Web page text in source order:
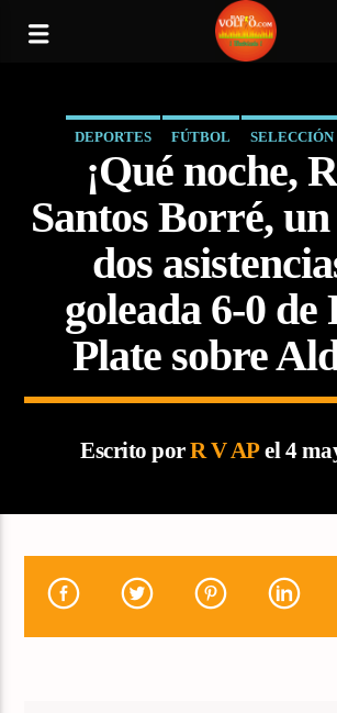
DEPORTES FÚTBOL
¡Qué noche,
Santos Borré,
dos
goleada 6-0 de
Plate sobre
Escrito porR V APel 4